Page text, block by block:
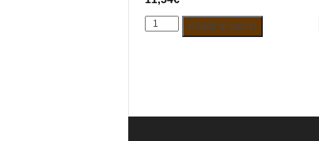
DESGARROAñadir al carrito